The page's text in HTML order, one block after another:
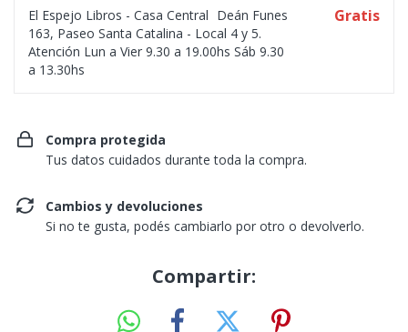
El Espejo Libros - Casa Central Deán Funes
163, Paseo Santa Catalina - Local 4 y 5.
Atención Lun a Vier 9.30 a 19.00hs Sáb 9.30
a 13.30hs
Gratis
Compra protegida
Tus datos cuidados durante toda la compra.
Cambios y devoluciones
Si no te gusta, podés cambiarlo por otro o devolverlo.
Compartir: